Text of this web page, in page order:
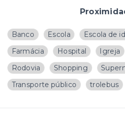
Banco Escola Escola de
Farmácia
Hospital Igreja
Rodovia
Shopping
Transporte público
trolebus